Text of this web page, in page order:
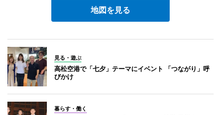
地図を見る
見る・遊ぶ
高松空港で「七夕」テーマにイベント 「つながり」呼
びかけ
暮らす・働く